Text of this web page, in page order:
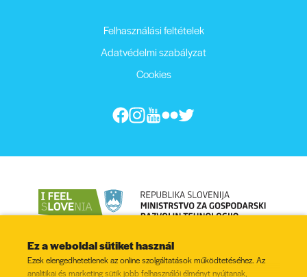
Felhasználási feltételek
Adatvédelmi szabályzat
Cookies
Ez a weboldal sütiket használ
Ezek elengedhetetlenek az online szolgáltatások működtetéséhez. Az
analitikai és marketing sütik jobb felhasználói élményt nyújtanak,